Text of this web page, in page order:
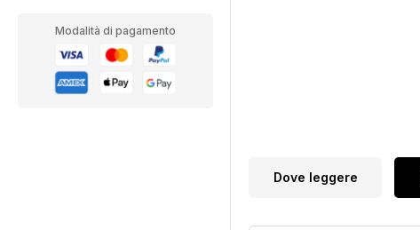
Modalità di pagamento
Dove leggere